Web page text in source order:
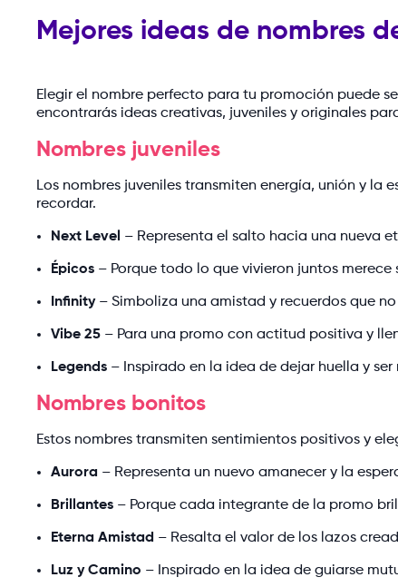
Mejores ideas de nombres
Elegir el nombre perfecto para tu promoción puede
encontrarás ideas creativas, juveniles y originales
Nombres juveniles
Los nombres juveniles transmiten energía, unión y la
recordar.
Next Level – Representa el salto hacia una nueva
Épicos – Porque todo lo que vivieron juntos
Infinity– Simboliza una amistad y recuerdos que
Vibe 25 – Para una promo con actitud positiva y
Legends – Inspirado en la idea de dejar huella y
Nombres bonitos
Estos nombres transmiten sentimientos positivos y
Aurora – Representa un nuevo amanecer y la
Brillantes – Porque cada integrante de la promo
Eterna Amistad – Resalta el valor de los lazos
Luz y Camino – Inspirado en la idea de guiarse